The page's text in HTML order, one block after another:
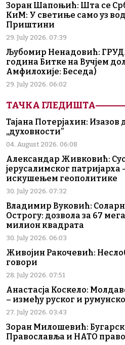
Зоран Шапоњић: Шта се
КиМ: У светиње само уз
Приштини
29. July 2026. 07:39
Љубомир Ненадовић:
година Битке на Вучјем
Амфилохије: Беседа)
29. July 2026. 06:02
ТАЧКА ГЛЕДИШТА
Тајана Потерјахин: Изазов
„духовности”
04. August 2026. 06:08
Александар Живковић:
јерусалимског
искушењем геополитике
30. July 2026. 07:32
Владимир Вуковић:
Острогу: дозвола за 67
милион квадрата
30. July 2026. 06:03
Живојин Ракочевић:
говори
28. July 2026. 07:51
Анастасја Коскело:
– између руског и
27. July 2026. 03:43
Зоран Милошевић:
Православља и НАТО